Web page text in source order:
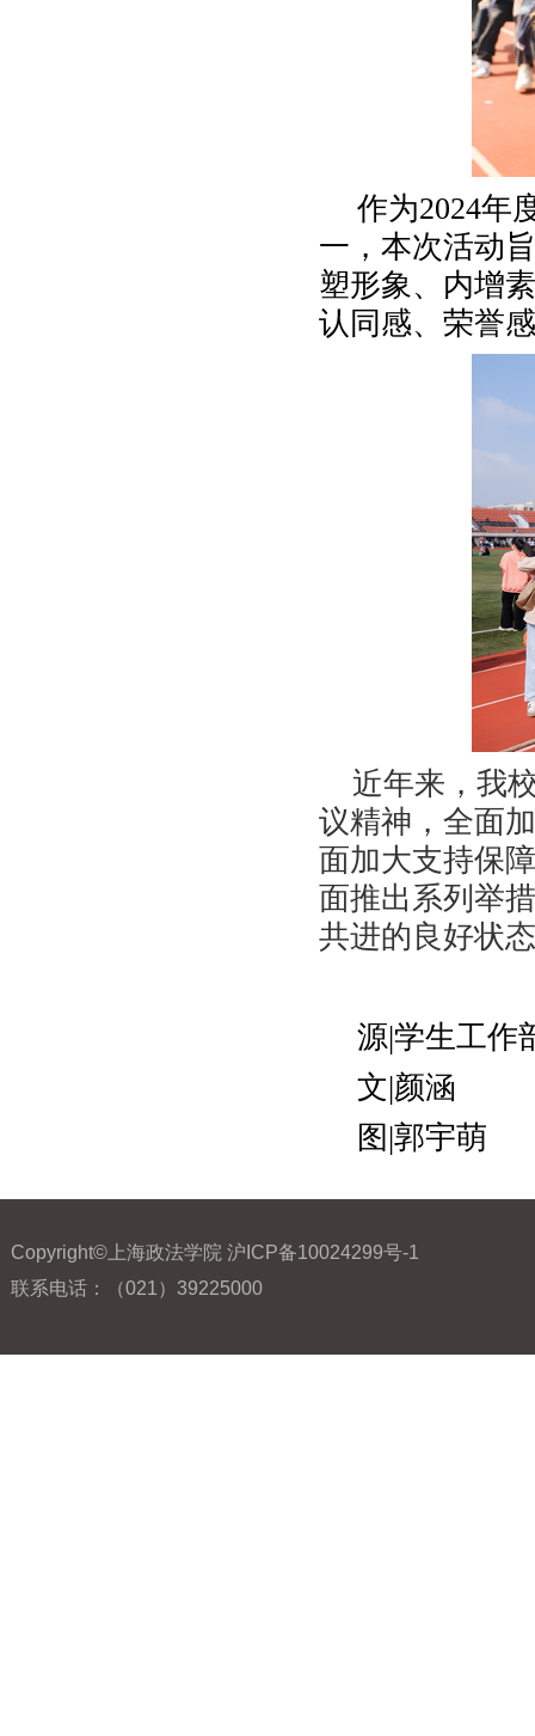
作为2024年
一，本次活动
塑形象、内增
认同感、荣誉
近年来，我
议精神，全面
面加大支持保
面推出系列举
共进的良好状
源|学生工作
文|颜涵
图|郭宇萌
Copyright©上海政法学院 沪ICP备10024299号-1
联系电话：（021）39225000